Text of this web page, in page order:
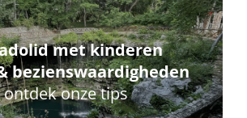
met kinderen
bezienswaardigheden
ontdek onze tips